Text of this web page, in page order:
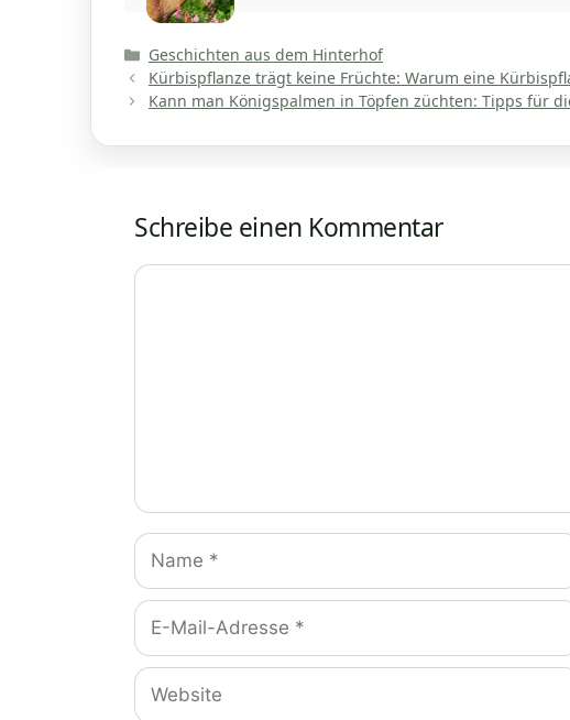
Kategorien
Geschichten aus dem Hinterhof
Kürbispflanze trägt keine Früchte: Warum eine
Kann man Königspalmen in Töpfen züchten: Tipps für
Schreibe einen Kommentar
Kommentar
Name
E-
Mail-
Adresse
Website